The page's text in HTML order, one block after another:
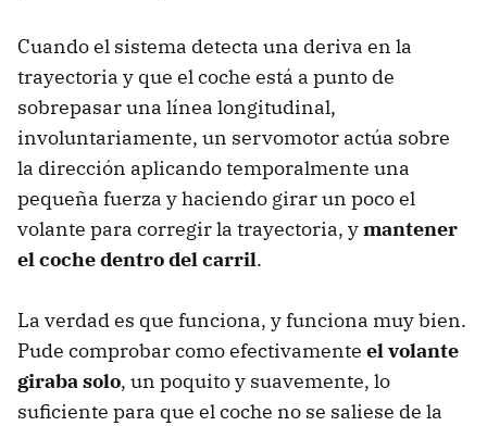
Cuando el sistema detecta una deriva en la
trayectoria y que el coche está a punto de
sobrepasar una línea longitudinal,
involuntariamente, un servomotor actúa sobre
la dirección aplicando temporalmente una
pequeña fuerza y haciendo girar un poco el
volante para corregir la trayectoria, ymantener
el coche dentro del carril.
La verdad es que funciona, y funciona muy bien.
Pude comprobar como efectivamente el volante
giraba solo, un poquito y suavemente, lo
suficiente para que el coche no se saliese de la